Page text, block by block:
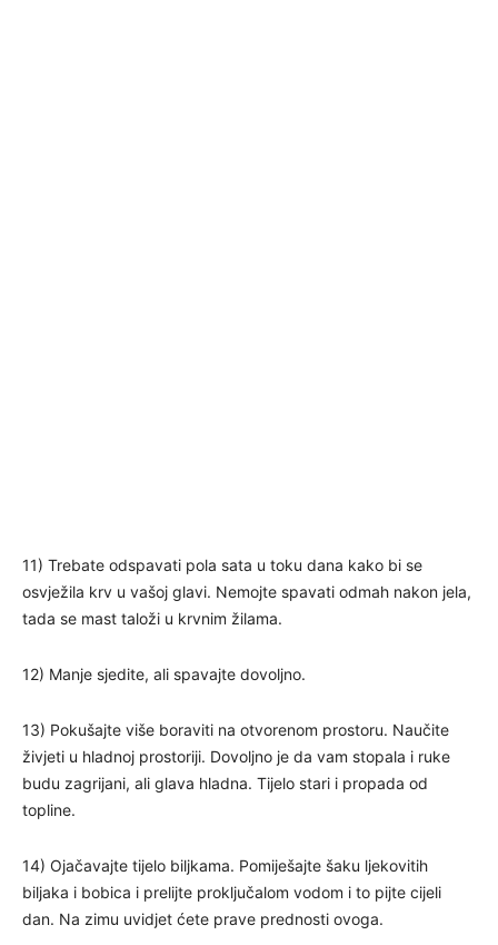
11) Trebate odspavati pola sata u toku dana kako bi se
osvježila krv u vašoj glavi. Nemojte spavati odmah nakon jela,
tada se mast taloži u krvnim žilama.
12) Manje sjedite, ali spavajte dovoljno.
13) Pokušajte više boraviti na otvorenom prostoru. Naučite
živjeti u hladnoj prostoriji. Dovoljno je da vam stopala i ruke
budu zagrijani, ali glava hladna. Tijelo stari i propada od
topline.
14) Ojačavajte tijelo biljkama. Pomiješajte šaku ljekovitih
biljaka i bobica i prelijte proključalom vodom i to pijte cijeli
dan. Na zimu uvidjet ćete prave prednosti ovoga.